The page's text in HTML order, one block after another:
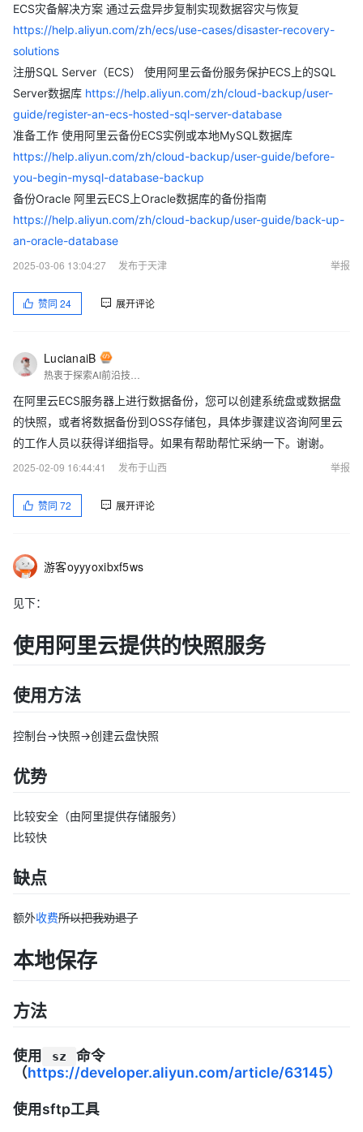
ECS灾备解决方案 通过云盘异步复制实现数据容灾与恢复
https://help.aliyun.com/zh/ecs/use-cases/disaster-recovery-
solutions
注册SQL Server（ECS） 使用阿里云备份服务保护ECS上的SQL
Server数据库 https://help.aliyun.com/zh/cloud-backup/user-
guide/register-an-ecs-hosted-sql-server-database
准备工作 使用阿里云备份ECS实例或本地MySQL数据库
https://help.aliyun.com/zh/cloud-backup/user-guide/before-
you-begin-mysql-database-backup
备份Oracle 阿里云ECS上Oracle数据库的备份指南
https://help.aliyun.com/zh/cloud-backup/user-guide/back-up-
an-oracle-database
2025-03-06 13:04:27
发布于天津 举报
赞同 24 展开评论
LucianaiB
在阿里云ECS服务器上进行数据备份，您可以创建系统盘或数据盘
的快照，或者将数据备份到OSS存储包，具体步骤建议咨询阿里云
的工作人员以获得详细指导。如果有帮助帮忙采纳一下。谢谢。
2025-02-09 16:44:41
发布于山西 举报
赞同 72 展开评论
游客oyyyoxibxf5ws
见下：
使用阿里云提供的快照服务
使用方法
控制台->快照->创建云盘快照
优势
比较安全（由阿里提供存储服务）
比较快
缺点
额外收费所以把我劝退了
本地保存
方法
使用 sz
命令
（https://developer.aliyun.com/article/63145）
使用sftp工具